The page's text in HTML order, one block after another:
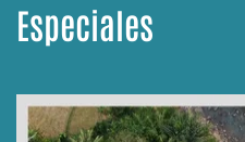
Especiales